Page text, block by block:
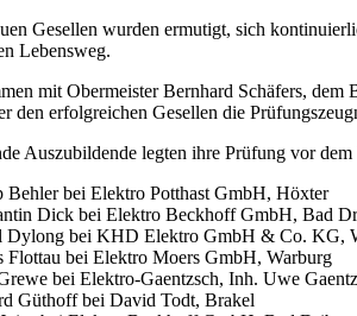
Gesellen wurden ermutigt, sich
Lebensweg.
mit Obermeister Bernhard Schäfers,
den erfolgreichen Gesellen die
Auszubildende legten ihre Prüfung vor
Behler bei Elektro Potthast GmbH, Höxter
Dick bei Elektro Beckhoff GmbH, Bad
Dylong bei KHD Elektro GmbH & Co. KG,
Flottau bei Elektro Moers GmbH, Warburg
bei Elektro-Gaentzsch, Inh. Uwe
Güthoff bei David Todt, Brakel